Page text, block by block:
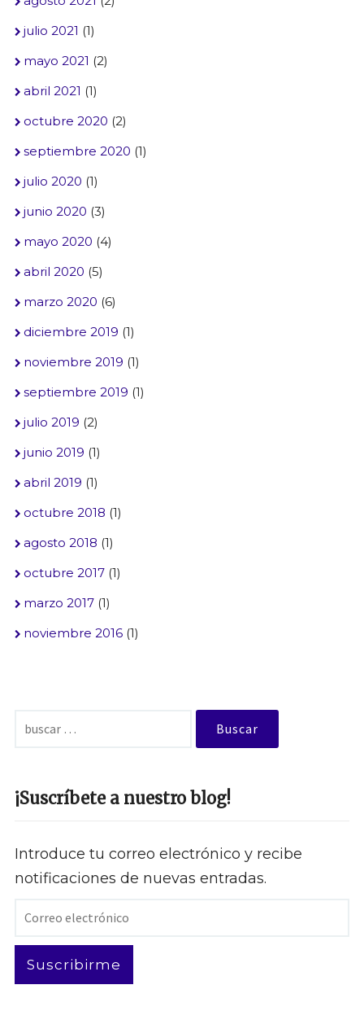
julio 2021 (1)
mayo 2021 (2)
abril 2021 (1)
octubre 2020 (2)
septiembre 2020 (1)
julio 2020 (1)
junio 2020 (3)
mayo 2020 (4)
abril 2020 (5)
marzo 2020 (6)
diciembre 2019 (1)
noviembre 2019 (1)
septiembre 2019 (1)
julio 2019 (2)
junio 2019 (1)
abril 2019 (1)
octubre 2018 (1)
agosto 2018 (1)
octubre 2017(1)
marzo 2017(1)
noviembre 2016(1)
¡Suscríbete a nuestro blog!
Introduce tu correo electrónico y recibe
notificaciones de nuevas entradas.
Correo
Suscribirme